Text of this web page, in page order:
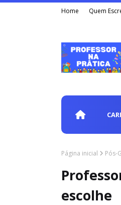
Home Quem
Página inicial Pós-
escolhe